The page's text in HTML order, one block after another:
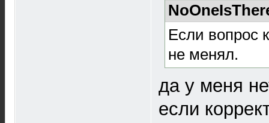
Если вопрос
не менял.
да у меня
если